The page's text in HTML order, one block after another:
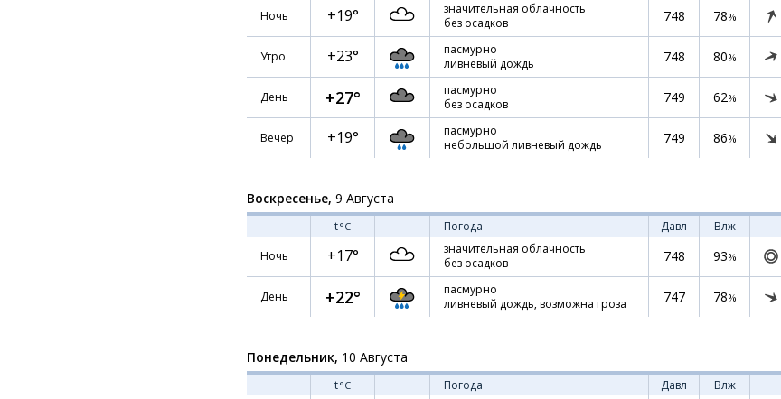
Ночь
+19°
значительная облачность
без осадков
748 78%
Утро +23°
пасмурно
ливневый дождь
748 80%
День +27°
пасмурно
без осадков
749 62%
Вечер +19°
пасмурно
небольшой ливневый дождь
749 86%
Воскресенье, 9 Августа
t°C Погода Давл Влж
Ночь
+17°
значительная облачность
без осадков
748 93%
День +22°
пасмурно
ливневый дождь, возможна гроза
747 78%
Понедельник, 10 Августа
t°C Погода Давл Влж